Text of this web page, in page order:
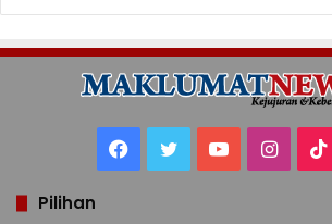
Facebook
TwitterYouTube
Pilihan